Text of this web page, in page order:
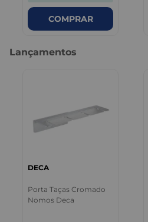
COMPRAR
Lançamentos
DECA
Porta Taças Cromado
Nomos Deca